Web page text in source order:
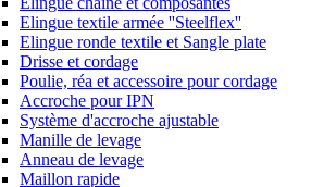
Elingue textile armée ''Steelflex''
Elingue ronde textile et Sangle plate
Drisse et cordage
Poulie, réa et accessoire pour cordage
Accroche pour IPN
Système d'accroche ajustable
Manille de levage
Anneau de levage
Maillon rapide